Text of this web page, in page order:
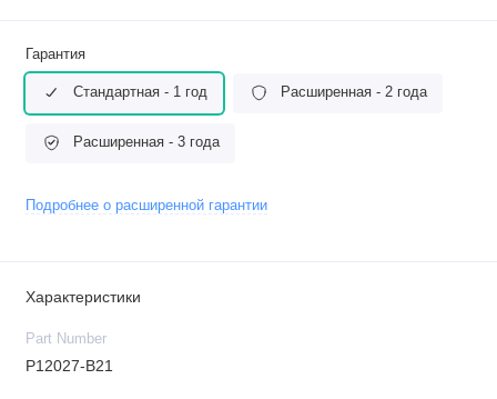
Гарантия
Стандартная - 1 год Расширенная - 2 года
Расширенная - 3 года
Подробнее о расширенной гарантии
Характеристики
Part Number
P12027-B21